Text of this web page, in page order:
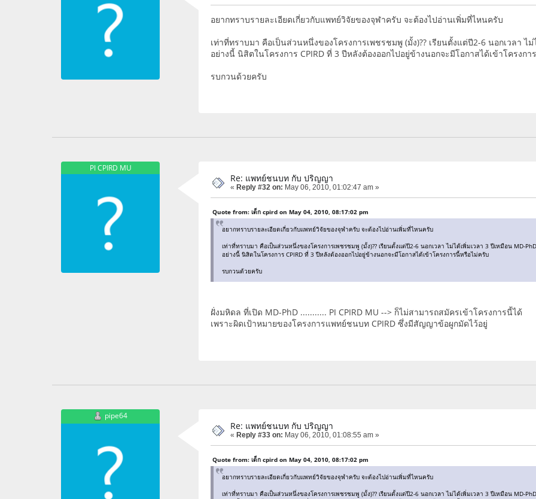
อยากทราบรายละเอียดเกี่ยวกับแพทย์วิจัยของจุฬาครับ จะต้องไปอ่านเพิ่มที่ไหนครับ
เท่าที่ทราบมา คือเป็นส่วนหนึ่งของโครงการเพชรชมพู (มั้ง)?? เรียนตั้งแต่ปี2-6 นอกเวลา ไ
อย่างนี้ นิสิตในโครงการ CPIRD ที่ 3 ปีหลังต้องออกไปอยู่ข้างนอกจะมีโอกาสได้เข้าโครงก
รบกวนด้วยครับ
PI CPIRD MU
Re: แพทย์ชนบท กับ ปริญญา
« Reply #32 on: May 06, 2010, 01:02:47 am »
Quote from: เด็ก cpird on May 04, 2010, 08:17:02 pm
อยากทราบรายละเอียดเกี่ยวกับแพทย์วิจัยของจุฬาครับ จะต้องไปอ่านเพิ่มที่ไหนครับ
เท่าที่ทราบมา คือเป็นส่วนหนึ่งของโครงการเพชรชมพู (มั้ง)?? เรียนตั้งแต่ปี2-6 นอกเวลา ไม่ได้เพิ่มเวลา 3 ปีเหมือน MD-
อย่างนี้ นิสิตในโครงการ CPIRD ที่ 3 ปีหลังต้องออกไปอยู่ข้างนอกจะมีโอกาสได้เข้าโครงการนี้หรือไม่ครับ
รบกวนด้วยครับ
ฝั่งมหิดล ที่เปิด MD-PhD ........... PI CPIRD MU --> ก็ไม่สามารถสมัครเข้าโครงการนี้ได้
เพราะผิดเป้าหมายของโครงการแพทย์ชนบท CPIRD ซึ่งมีสัญญาข้อผูกมัดไว้อยู่
pipe64
Re: แพทย์ชนบท กับ ปริญญา
« Reply #33 on: May 06, 2010, 01:08:55 am »
Quote from: เด็ก cpird on May 04, 2010, 08:17:02 pm
อยากทราบรายละเอียดเกี่ยวกับแพทย์วิจัยของจุฬาครับ จะต้องไปอ่านเพิ่มที่ไหนครับ
เท่าที่ทราบมา คือเป็นส่วนหนึ่งของโครงการเพชรชมพู (มั้ง)?? เรียนตั้งแต่ปี2-6 นอกเวลา ไม่ได้เพิ่มเวลา 3 ปีเหมือน MD-